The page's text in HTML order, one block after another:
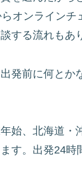
オンラインチ
する流れもあ
発前に何と
始、北海道
す。出発24